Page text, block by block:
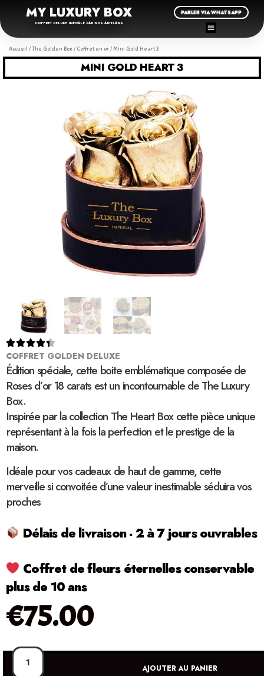
MY LUXURY BOX
COFFRET DELUXE INÉGALÉ PAR NOS ARTISANS
PARLER VIA WHATSAPP
Accueil /The Golden Box/ Coffret en or/ Mini Gold Heart 3
MINI GOLD HEART 3

COFFRET GOLDEN DELUXE
Édition spéciale, cette boite emblématique composée de
Roses d’or 18 carats est un incontournable de The Luxury
Box.
Inspirée par la collection The Heart Box cette pièce unique
représentant à la fois la perfection et le prestige de la
maison.
Idéale pour vos cadeaux de haut de gamme, cette
merveille si convoitée d’une valeur inestimable séduira vos
proches
Délais de livraison - 2 à 7 jours ouvrables
Coffret de fleurs éternelles conservable
plus de 10 ans
€75.00
AJOUTER AU PANIER